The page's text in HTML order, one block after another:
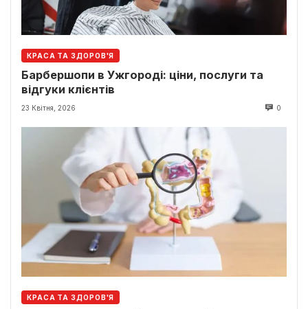
КРАСА ТА ЗДОРОВ'Я
Барбершопи в Ужгороді: ціни, послуги та
відгуки клієнтів
23 Квітня, 2026 0
КРАСА ТА ЗДОРОВ'Я